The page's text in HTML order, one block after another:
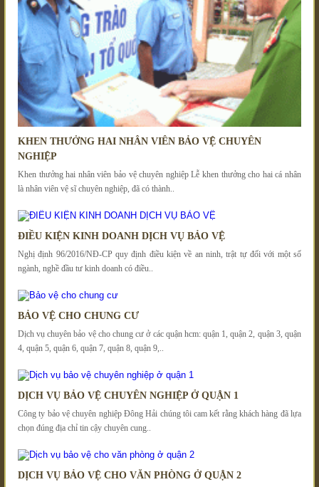
KHEN THƯỞNG HAI NHÂN VIÊN BẢO VỆ CHUYÊN
NGHIỆP
Khen thưởng hai nhân viên bảo vệ chuyên nghiệp Lễ khen thưởng cho hai cá nhân
là nhân viên vệ sĩ chuyên nghiệp, đã có thành..
ĐIỀU KIỆN KINH DOANH DỊCH VỤ BẢO VỆ
Nghị định 96/2016/NĐ-CP quy định điều kiện về an ninh, trật tự đối với một số
ngành, nghề đầu tư kinh doanh có điều..
BẢO VỆ CHO CHUNG CƯ
Dịch vụ chuyên bảo vệ cho chung cư ở các quận hcm: quận 1, quận 2, quận 3, quận
4, quận 5, quận 6, quận 7, quận 8, quận 9,..
DỊCH VỤ BẢO VỆ CHUYÊN NGHIỆP Ở QUẬN 1
Công ty bảo vệ chuyên nghiệp Đông Hải chúng tôi cam kết rằng khách hàng đã lựa
chọn đúng địa chỉ tin cậy chuyên cung..
DỊCH VỤ BẢO VỆ CHO VĂN PHÒNG Ở QUẬN 2